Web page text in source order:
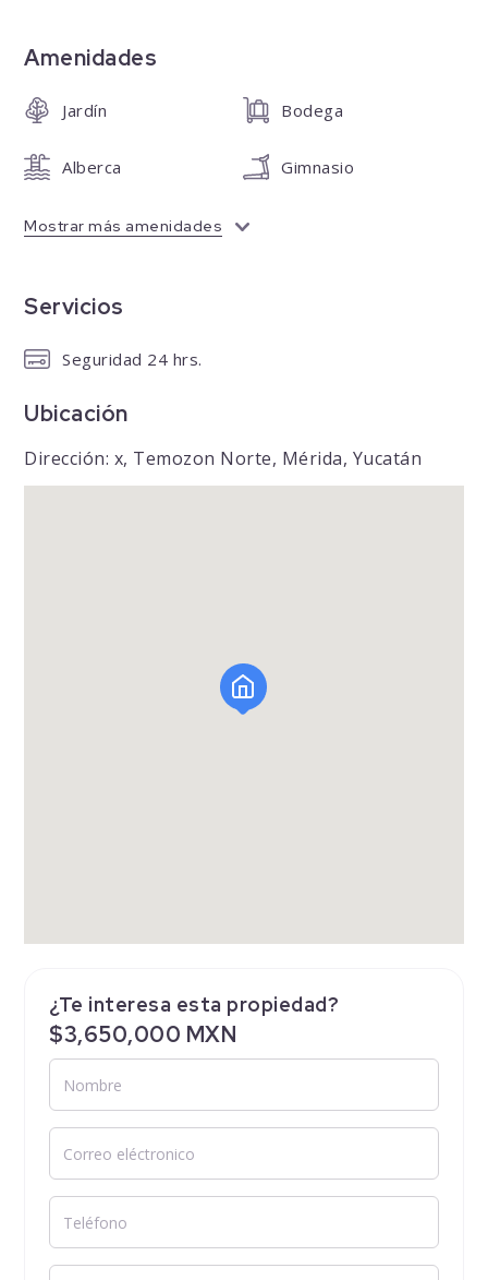
¿Te interesa esta propiedad?
$3,650,000 MXN
Amenidades
Jardín Bodega
Alberca Gimnasio
Mostrar más amenidades
Servicios
Seguridad 24 hrs.
Ubicación
Dirección: x, Temozon Norte, Mérida, Yucatán